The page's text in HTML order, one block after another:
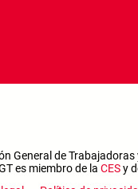
General de
es miembro de la CESy